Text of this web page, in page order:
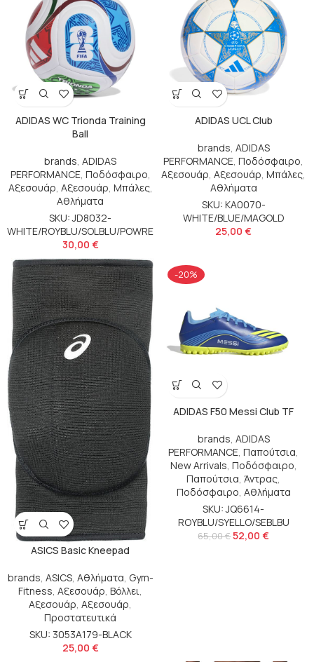
ADIDAS WC Trionda Training
Ball
brands, ADIDAS
PERFORMANCE, Ποδόσφαιρο,
Αξεσουάρ, Αξεσουάρ, Μπάλες,
Αθλήματα
SKU: JD8032-
WHITE/ROYBLU/SOLBLU/POWRE
30,00 €
ADIDAS UCL Club
brands, ADIDAS
PERFORMANCE,Ποδόσφαιρο,
Αξεσουάρ,Αξεσουάρ,Μπάλες,
Αθλήματα
SKU: KA0070-
WHITE/BLUE/MAGOLD
25,00 €
ASICS Basic Kneepad
brands, ASICS, Αθλήματα, Gym-
Fitness, Αξεσουάρ, Βόλλει,
Αξεσουάρ, Αξεσουάρ,
Προστατευτικά
SKU: 3053A179-BLACK
25,00 €
ADIDAS F50 Messi Club TF
brands, ADIDAS
PERFORMANCE,Παπούτσια,
New Arrivals, Ποδόσφαιρο,
Παπούτσια,Άντρας,
Ποδόσφαιρο, Αθλήματα
SKU: JQ6614-
ROYBLU/SYELLO/SEBLBU
65,00€52,00 €
-20%